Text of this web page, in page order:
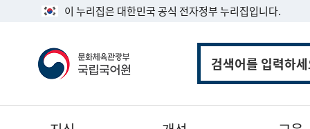
이 누리집은 대한민국 공식 전자정부 누리집입니다.
통
검
색